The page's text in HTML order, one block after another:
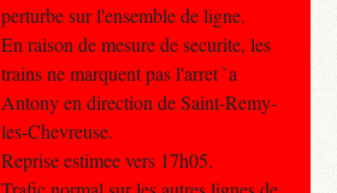
perturbe sur l'ensemble de ligne.
En raison de mesure de securite, les
trains ne marquent pas l'arret `a
Antony en direction de Saint-Remy-
les-Chevreuse.
Reprise estimee vers 17h05.